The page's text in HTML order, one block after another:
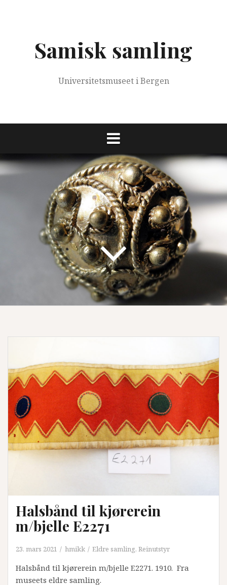
Samisk samling
Universitetsmuseet i Bergen
Halsbånd til kjørerein
m/bjelle E2271
23. mars 2021 hmikk Eldre samling, Reinutstyr
Halsbånd til kjørerein m/bjelle E2271. 1910. Fra
museets eldre samling.